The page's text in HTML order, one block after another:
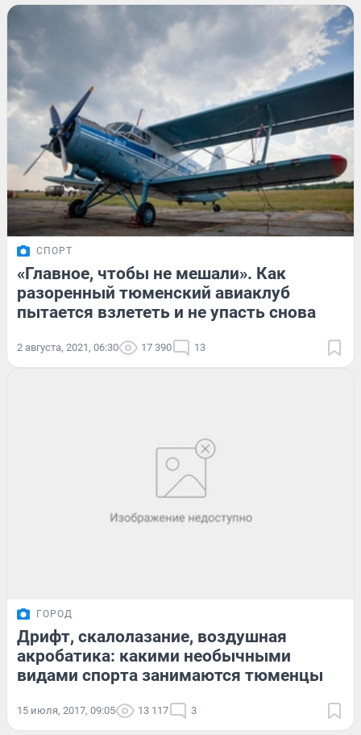
СПОРТ
«Главное, чтобы не мешали». Как
разоренный тюменский авиаклуб
пытается взлететь и не упасть снова
2 августа, 2021, 06:30 17 390 13
ГОРОД
Дрифт, скалолазание, воздушная
акробатика: какими необычными
видами спорта занимаются тюменцы
15 июля, 2017, 09:05 13 117 3